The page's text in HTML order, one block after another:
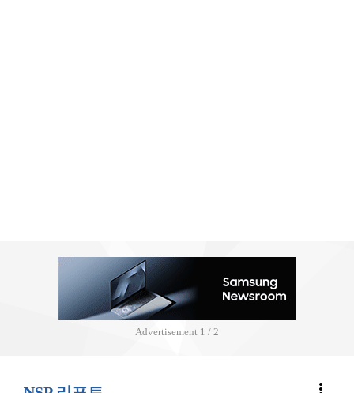
Advertisement 2 / 2
more_vert